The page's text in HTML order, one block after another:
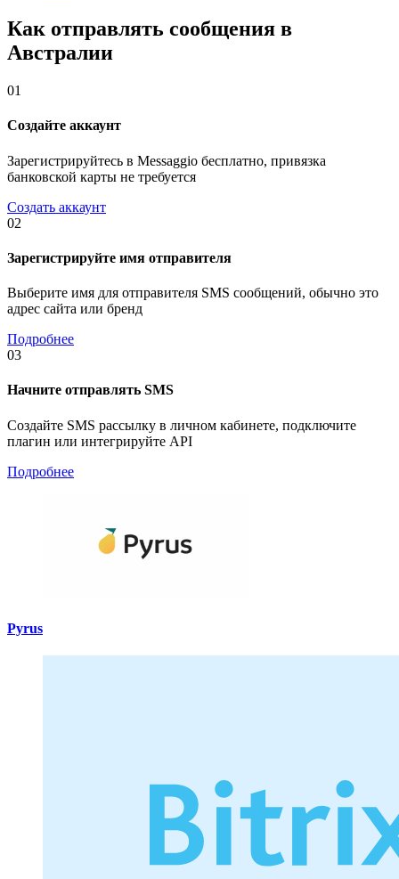
Как отправлять сообщения в
Австралии
01
Создайте аккаунт
Зарегистрируйтесь в Messaggio бесплатно, привязка
банковской карты не требуется
Создать аккаунт
02
Зарегистрируйте имя отправителя
Выберите имя для отправителя SMS сообщений, обычно это
адрес сайта или бренд
Подробнее
03
Начните отправлять SMS
Создайте SMS рассылку в личном кабинете, подключите
плагин или интегрируйте API
Подробнее
Pyrus